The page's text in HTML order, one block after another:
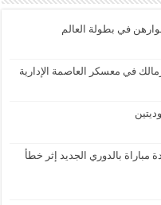
في بطولة العالم
في معسكر العاصمة الإدارية
مباراة بالدوري الجديد إثر خطأ